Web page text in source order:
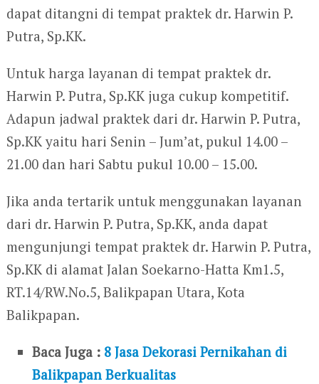
dapat ditangni di tempat praktek dr. Harwin P.
Putra, Sp.KK.
Untuk harga layanan di tempat praktek dr.
Harwin P. Putra, Sp.KK juga cukup kompetitif.
Adapun jadwal praktek dari dr. Harwin P. Putra,
Sp.KK yaitu hari Senin – Jum’at, pukul 14.00 –
21.00 dan hari Sabtu pukul 10.00 – 15.00.
Jika anda tertarik untuk menggunakan layanan
dari dr. Harwin P. Putra, Sp.KK, anda dapat
mengunjungi tempat praktek dr. Harwin P. Putra,
Sp.KK di alamat Jalan Soekarno-Hatta Km1.5,
RT.14/RW.No.5, Balikpapan Utara, Kota
Balikpapan.
Baca Juga : 8 Jasa Dekorasi Pernikahan di
Balikpapan Berkualitas